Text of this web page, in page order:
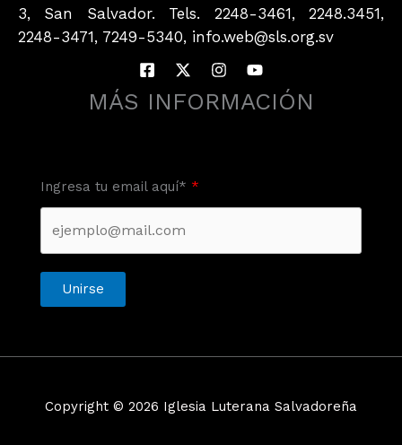
3, San Salvador. Tels. 2248-3461, 2248.3451,
2248-3471, 7249-5340, info.web@sls.org.sv
MÁS INFORMACIÓN
Ingresa tu email aquí*
Unirse
Copyright © 2026 Iglesia Luterana Salvadoreña